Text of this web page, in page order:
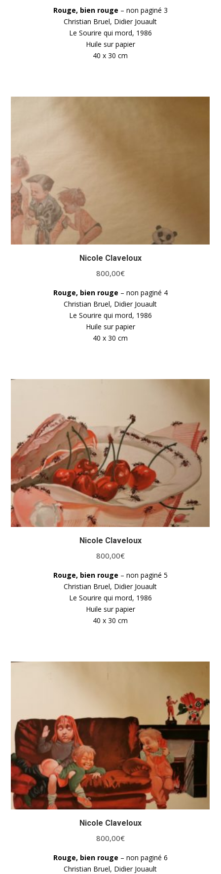
Rouge, bien rouge – non paginé 3
Christian Bruel, Didier Jouault
Le Sourire qui mord, 1986
Huile sur papier
40 x 30 cm
Nicole Claveloux
800,00€
Rouge, bien rouge – non paginé 4
Christian Bruel, Didier Jouault
Le Sourire qui mord, 1986
Huile sur papier
40 x 30 cm
Nicole Claveloux
800,00€
Rouge, bien rouge – non paginé 5
Christian Bruel, Didier Jouault
Le Sourire qui mord, 1986
Huile sur papier
40 x 30 cm
Nicole Claveloux
800,00€
Rouge, bien rouge – non paginé 6
Christian Bruel, Didier Jouault